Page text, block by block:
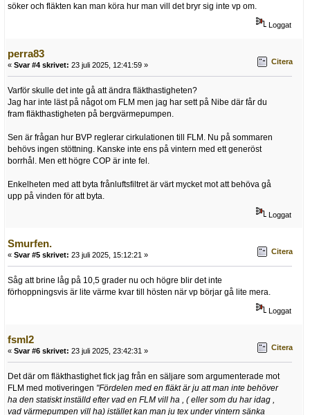
söker och fläkten kan man köra hur man vill det bryr sig inte vp om.
Loggat
perra83
« Svar #4 skrivet: 23 juli 2025, 12:41:59 » Citera
Varför skulle det inte gå att ändra fläkthastigheten?
Jag har inte läst på något om FLM men jag har sett på Nibe där får du
fram fläkthastigheten på bergvärmepumpen.
Sen är frågan hur BVP reglerar cirkulationen till FLM. Nu på sommaren
behövs ingen stöttning. Kanske inte ens på vintern med ett generöst
borrhål. Men ett högre COP är inte fel.
Enkelheten med att byta frånluftsfiltret är värt mycket mot att behöva gå
upp på vinden för att byta.
Loggat
Smurfen.
« Svar #5 skrivet: 23 juli 2025, 15:12:21 » Citera
Såg att brine låg på 10,5 grader nu och högre blir det inte
förhoppningsvis är lite värme kvar till hösten när vp börjar gå lite mera.
Loggat
fsml2
« Svar #6 skrivet: 23 juli 2025, 23:42:31 » Citera
Det där om fläkthastighet fick jag från en säljare som argumenterade mot
FLM med motiveringen "Fördelen med en fläkt är ju att man inte behöver
ha den statiskt inställd efter vad en FLM vill ha , ( eller som du har idag ,
vad värmepumpen vill ha) istället kan man ju tex under vintern sänka